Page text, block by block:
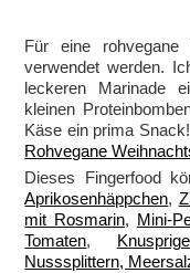
Für eine rohvegane
verwendet werden.
leckeren Marinade
kleinen
Käse ein prima
Rohvegane
Dieses Fingerfood
Aprikosenhäppchen,
mit Rosmarin, Mini-
Tomaten,
Nusssplittern,